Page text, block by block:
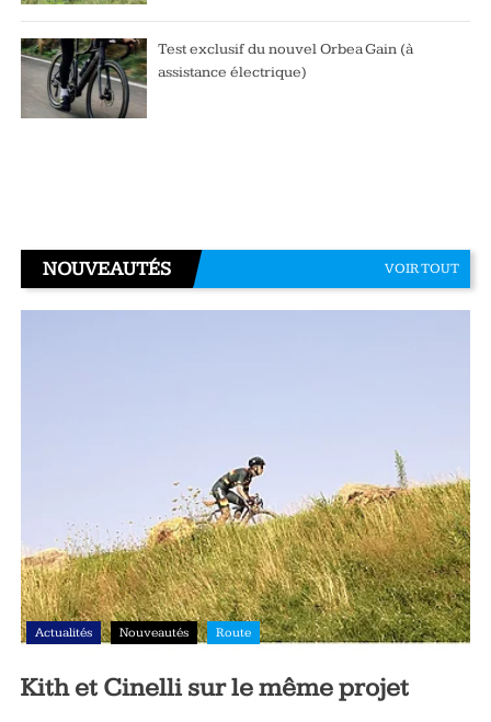
Test exclusif du nouvel Orbea Gain (à
assistance électrique)
NOUVEAUTÉS VOIR TOUT
Actualités Nouveautés Route
Kith et Cinelli sur le même projet